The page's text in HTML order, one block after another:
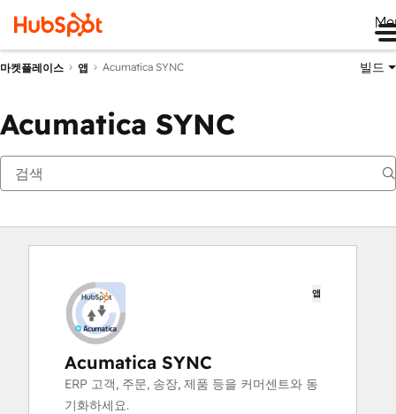
마켓플레이스 앱 Acumatica SYNC 빌드
Acumatica SYNC
앱
Acumatica SYNC
ERP 고객, 주문, 송장, 제품 등을 커머센트와 동
기화하세요.